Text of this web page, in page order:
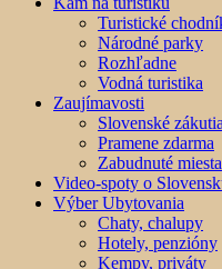
Turistické
Národné parky
Rozhľadne
Vodná turistika
Zaujímavosti
Slovenské zákutia
Pramene zdarma
Zabudnuté miesta
Video-spoty o
Výber Ubytovania
Chaty, chalupy
Hotely, penzióny
Kempy, priváty